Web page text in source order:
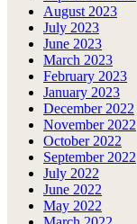
August 2023
July 2023
June 2023
March 2023
February 2023
January 2023
December 2022
November 2022
October 2022
September 2022
July 2022
June 2022
May 2022